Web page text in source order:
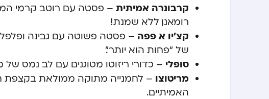
קרבונרה אמיתית – פסטה עם רוטב קרמי
רומאנו, ללא שמנת!
קצ’יו א פפה – פסטה פשוטה עם גבינה
של “פחות הוא יותר”.
סופלי – כדורי ריזוטו מטוגנים עם לב נמס
מריטוצו – לחמנייה מתוקה ממולאת
האמיתיים.